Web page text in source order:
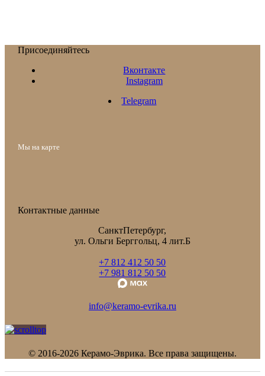
Присоединяйтесь
Вконтакте
Instagram
Telegram
Мы на карте
Контактные данные
СанктПетербург,
ул. Ольги Берггольц, 4 лит.Б
+7 812 412 50 50
+7 981 812 50 50
info@keramo-evrika.ru
© 2016-2026 Керамо-Эврика. Все права защищены.